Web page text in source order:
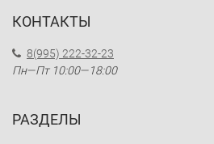
КОНТАКТЫ
8(995) 222-32-23
Пн—Пт 10:00—18:00
РАЗДЕЛЫ